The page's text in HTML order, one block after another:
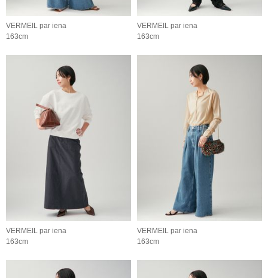
VERMEIL par iena
163cm
VERMEIL par iena
163cm
VERMEIL par iena
163cm
VERMEIL par iena
163cm